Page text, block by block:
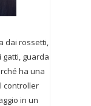
dai rossetti,
gatti, guarda
ha una
controller
in un